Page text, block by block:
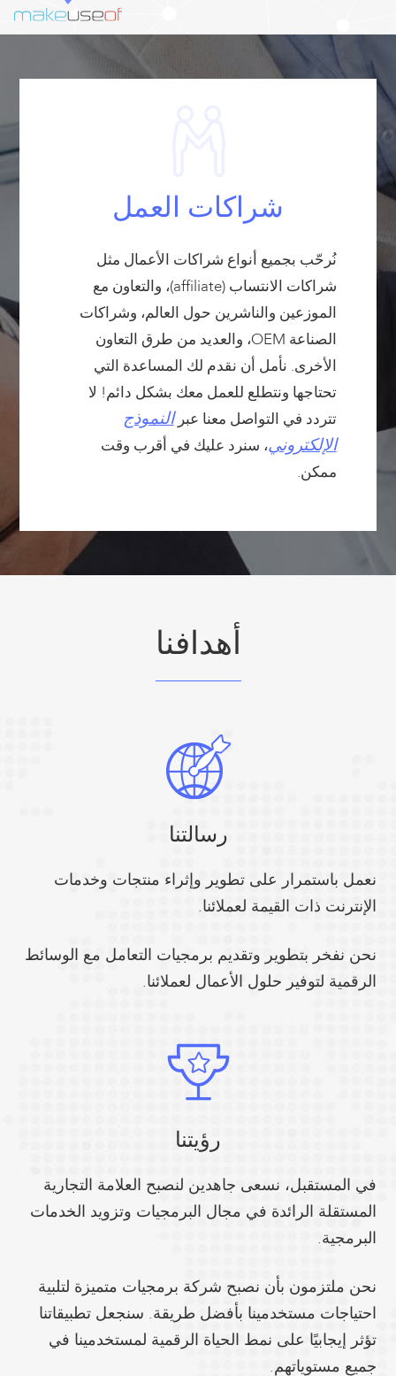
شراكات العمل
نُرحّب بجميع أنواع شراكات الأعمال مثل
شراكات الانتساب (affiliate)، والتعاون مع
الموزعين والناشرين حول العالم، وشراكات
الصناعة OEM، والعديد من طرق التعاون
الأخرى. نأمل أن نقدم لك المساعدة التي
تحتاجها ونتطلع للعمل معك بشكل دائم! لا
تتردد في التواصل معنا عبرالنموذج
الإلكتروني، سنرد عليك في أقرب وقت
ممكن.
أهدافنا
رسالتنا
نعمل باستمرار على تطوير وإثراء منتجات وخدمات
الإنترنت ذات القيمة لعملائنا.
نحن نفخر بتطوير وتقديم برمجيات التعامل مع الوسائط
الرقمية لتوفير حلول الأعمال لعملائنا.
رؤيتنا
في المستقبل، نسعى جاهدين لنصبح العلامة التجارية
المستقلة الرائدة في مجال البرمجيات وتزويد الخدمات
البرمجية.
نحن ملتزمون بأن نصبح شركة برمجيات متميزة لتلبية
احتياجات مستخدمينا بأفضل طريقة. سنجعل تطبيقاتنا
تؤثر إيجابيًا على نمط الحياة الرقمية لمستخدمينا في
جميع مستوياتهم.